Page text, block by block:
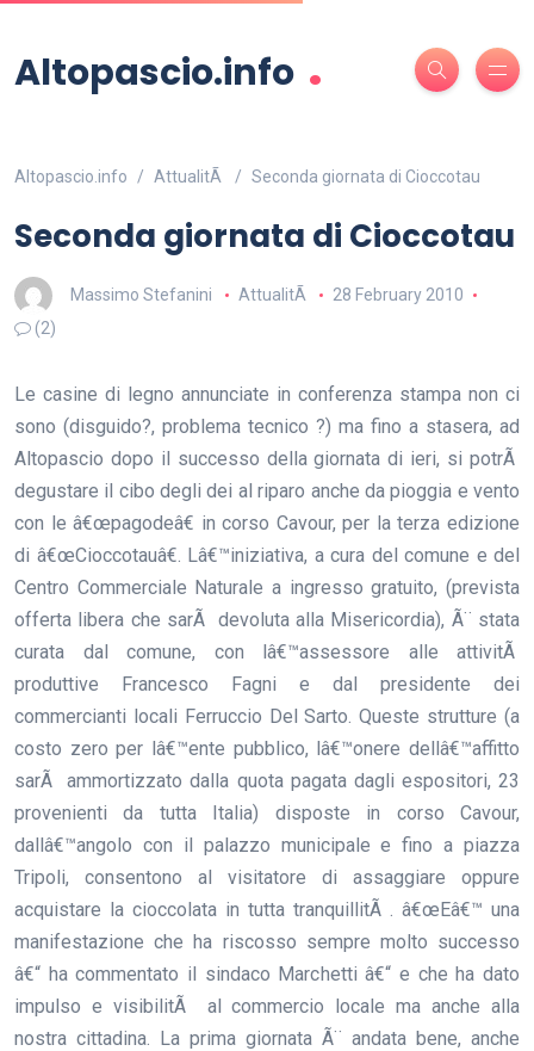
Altopascio.info .
Altopascio.info AttualitÃ Seconda giornata di Cioccotau
Seconda giornata di Cioccotau
Massimo Stefanini AttualitÃ
28 February 2010
(2)
Le casine di legno annunciate in conferenza stampa non ci
sono (disguido?, problema tecnico ?) ma fino a stasera, ad
Altopascio dopo il successo della giornata di ieri, si potrÃ
degustare il cibo degli dei al riparo anche da pioggia e vento
con le â€œpagodeâ€ in corso Cavour, per la terza edizione
di â€œCioccotauâ€. Lâ€™iniziativa, a cura del comune e del
Centro Commerciale Naturale a ingresso gratuito, (prevista
offerta libera che sarÃ devoluta alla Misericordia), Ã¨ stata
curata dal comune, con lâ€™assessore alle attivitÃ
produttive Francesco Fagni e dal presidente dei
commercianti locali Ferruccio Del Sarto. Queste strutture (a
costo zero per lâ€™ente pubblico, lâ€™onere dellâ€™affitto
sarÃ ammortizzato dalla quota pagata dagli espositori, 23
provenienti da tutta Italia) disposte in corso Cavour,
dallâ€™angolo con il palazzo municipale e fino a piazza
Tripoli, consentono al visitatore di assaggiare oppure
acquistare la cioccolata in tutta tranquillitÃ . â€œEâ€™ una
manifestazione che ha riscosso sempre molto successo
â€“ ha commentato il sindaco Marchetti â€“ e che ha dato
impulso e visibilitÃ al commercio locale ma anche alla
nostra cittadina. La prima giornata Ã¨ andata bene, anche